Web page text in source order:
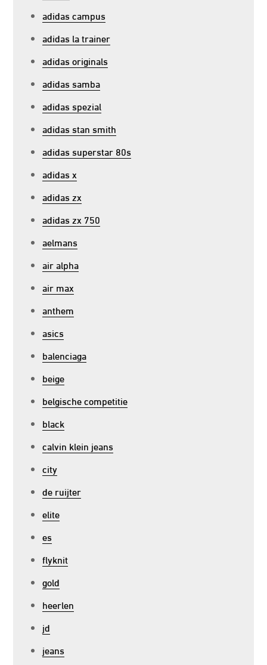
adidas campus
adidas la trainer
adidas originals
adidas samba
adidas spezial
adidas stan smith
adidas superstar 80s
adidas x
adidas zx
adidas zx 750
aelmans
air alpha
air max
anthem
asics
balenciaga
beige
belgische competitie
black
calvin klein jeans
city
de ruijter
elite
es
flyknit
gold
heerlen
jd
jeans